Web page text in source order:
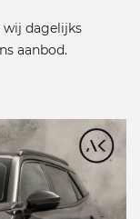
dagelijks
aanbod.